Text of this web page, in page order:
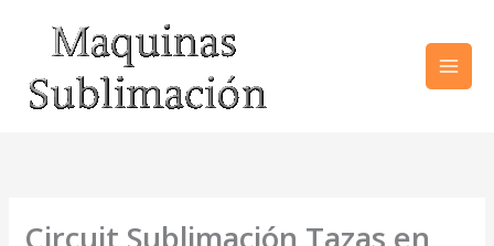
contenido